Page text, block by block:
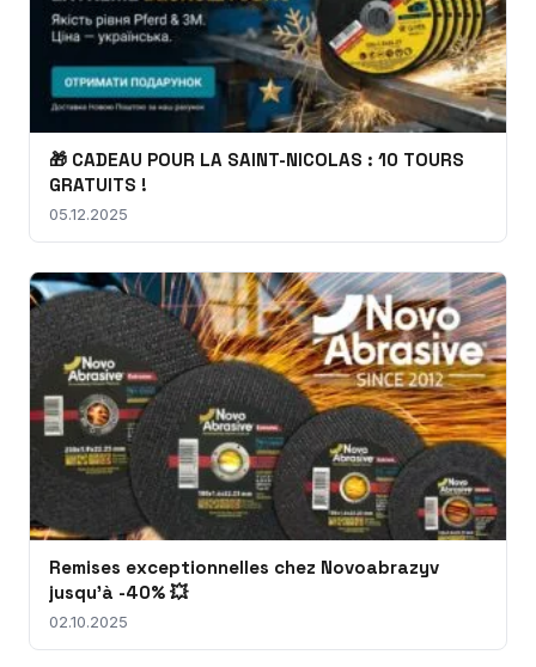
🎁 CADEAU POUR LA SAINT-NICOLAS : 10 TOURS
GRATUITS !
05.12.2025
Remises exceptionnelles chez Novoabrazyv
jusqu'à -40% 💥
02.10.2025